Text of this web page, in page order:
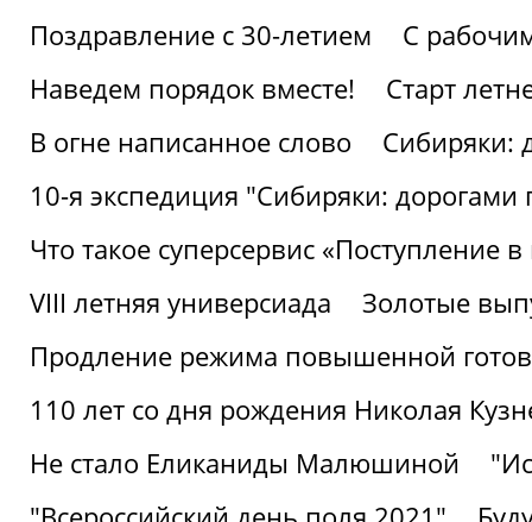
Поздравление с 30-летием
С
Наведем порядок вместе!
Старт
В огне написанное слово
Сибиряки:
10-я экспедиция "Сибиряки: дорогами
Что такое суперсервис «Поступление
VIII летняя универсиада
Золотые
Продление режима повышенной
110 лет со дня рождения Николая
Не стало Еликаниды Малюшиной